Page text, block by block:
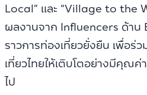
Local” และ “Village to the
ผลงานจาก Influencers ด้าน
ราวการท่องเที่ยวยั่งยืน เพื่อร่
เที่ยวไทยให้เติบโตอย่างมีคุณค่
ไป